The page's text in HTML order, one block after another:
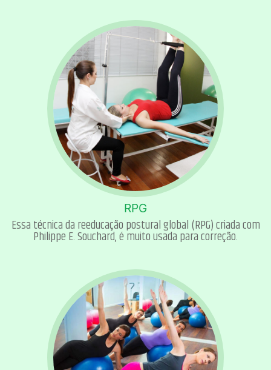
RPG
Essa técnica da reeducação postural global (RPG) criada com
Philippe E. Souchard, é muito usada para correção.